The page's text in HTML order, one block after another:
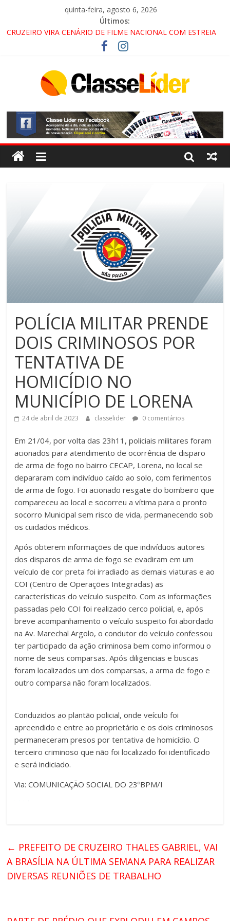
quinta-feira, agosto 6, 2026
Últimos:
CRUZEIRO VIRA CENÁRIO DE FILME NACIONAL COM ESTREIA
PROMOTOR DO GAECO
ACESSO À APARECIDA NA DUTRA SERÁ BLOQUEADO NO FIM
ALTERNATIVAS
LORENA, PINDAMONHANGABA E QUELUZ NA RETA FINAL
PELA FÁBRICA DA COCA-COLA!
POLÍCIA MILITAR PRENDE
DOIS CRIMINOSOS POR
TENTATIVA DE
HOMICÍDIO NO
MUNICÍPIO DE LORENA
24 de abril de 2023 classelider 0 comentários
Em 21/04, por volta das 23h11, policiais militares foram
acionados para atendimento de ocorrência de disparo
de arma de fogo no bairro CECAP, Lorena, no local se
depararam com indivíduo caído ao solo, com ferimentos
de arma de fogo. Foi acionado resgate do bombeiro que
compareceu ao local e socorreu a vítima para o pronto
socorro Municipal sem risco de vida, permanecendo sob
os cuidados médicos.
Após obterem informações de que indivíduos autores
dos disparos de arma de fogo se evadiram em um
veículo de cor preta foi irradiado as demais viaturas e ao
COI (Centro de Operações Integradas) as
características do veículo suspeito. Com as informações
passadas pelo COI foi realizado cerco policial, e, após
breve acompanhamento o veículo suspeito foi abordado
na Av. Marechal Argolo, o condutor do veículo confessou
ter participado da ação criminosa bem como informou o
nome de seus comparsas. Após diligencias e buscas
foram localizados um dos comparsas, a arma de fogo e
outro comparsa não foram localizados.
Conduzidos ao plantão policial, onde veículo foi
apreendido e entre ao proprietário e os dois criminosos
permaneceram presos por tentativa de homicídio. O
terceiro criminoso que não foi localizado foi identificado
e será indiciado.
Via: COMUNICAÇÃO SOCIAL DO 23ºBPM/I
← PREFEITO DE CRUZEIRO THALES GABRIEL, VAI
A BRASÍLIA NA ÚLTIMA SEMANA PARA REALIZAR
DIVERSAS REUNIÕES DE TRABALHO